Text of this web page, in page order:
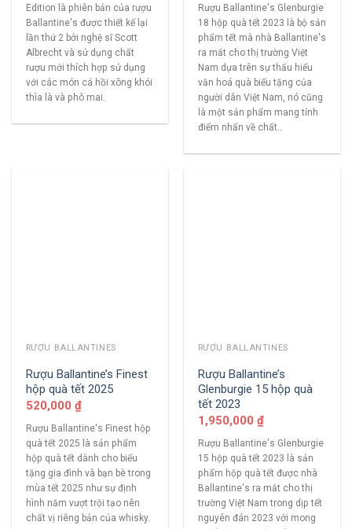
Edition là phiên bản của rượu
Ballantine's được thiết kế lại
lần thứ 2 bởi nghệ sĩ Scott
Albrecht và sử dụng chất
rượu mới thích hợp sử dụng
với các món cá hồi xông khói
thìa là và phô mai.
Rượu Ballantine's Glenburgie
18 hộp quà tết 2023 là bộ sản
phẩm tết mà nhà Ballantine's
ra mắt cho thị trường Việt
Nam dựa trên sự thấu hiểu
văn hoá quà biếu tặng của
người dân Việt Nam, nó cũng
là một sản phẩm mang tính
điểm nhấn về chất..
RƯỢU BALLANTINES
Rượu Ballantine’s Finest
hộp quà tết 2025
520,000 ₫
Rượu Ballantine's Finest hộp
quà tết 2025 là sản phẩm
hộp quà tết dành cho biếu
tặng gia đình và bạn bè trong
mùa tết 2025 như sự định
hình năm vượt trội tạo nên
chất vị riêng bản của whisky.
RƯỢU BALLANTINES
Rượu Ballantine’s
Glenburgie 15 hộp quà
tết 2023
1,950,000 ₫
Rượu Ballantine's Glenburgie
15 hộp quà tết 2023 là sản
phẩm hộp quà tết được nhà
Ballantine's ra mắt cho thị
trường Việt Nam trong dịp tết
nguyên đán 2023 với mong